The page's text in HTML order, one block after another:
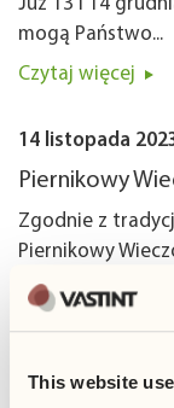
This website
Już 13 i 14
mogą Państwo...
Czytaj więcej
14 listopada
Piernikowy
Zgodnie z
Piernikowy
Czytaj więcej